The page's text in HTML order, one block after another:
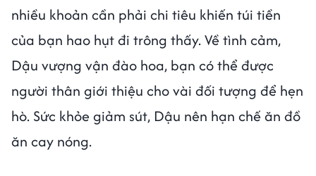
nhiều khoản cần phải chi tiêu khiến túi tiền
của bạn hao hụt đi trông thấy. Về tình cảm,
Dậu vượng vận đào hoa, bạn có thể được
người thân giới thiệu cho vài đối tượng để hẹn
hò. Sức khỏe giảm sút, Dậu nên hạn chế ăn đồ
ăn cay nóng.